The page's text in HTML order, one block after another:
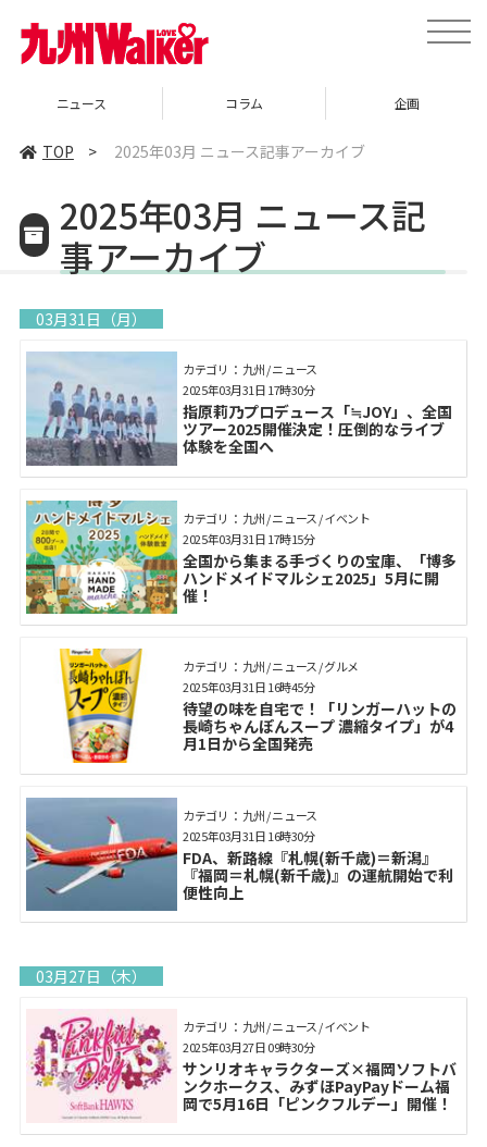
toggle
コラム 企画 イベント
TOP > 2025年03月 ニュース記事アーカイブ
2025年03月 ニュース記
事アーカイブ
03月31日（月）
カテゴリ： 九州 / ニュース
指原莉乃プロデュース「≒JOY」、全国
ツアー2025開催決定！圧倒的なライブ
体験を全国へ
2025年03月31日 17時30分
カテゴリ： 九州 / ニュース / イベント
全国から集まる手づくりの宝庫、「博多
ハンドメイドマルシェ2025」5月に開
催！
2025年03月31日 17時15分
カテゴリ： 九州 / ニュース / グルメ
待望の味を自宅で！「リンガーハットの
長崎ちゃんぽんスープ 濃縮タイプ」が4
月1日から全国発売
2025年03月31日 16時45分
カテゴリ： 九州 / ニュース
FDA、新路線『札幌(新千歳)＝新潟』
『福岡＝札幌(新千歳)』の運航開始で利
便性向上
2025年03月31日 16時30分
03月27日（木）
カテゴリ： 九州 / ニュース / イベント
サンリオキャラクターズ×福岡ソフトバ
ンクホークス、みずほPayPayドーム福
岡で5月16日「ピンクフルデー」開催！
2025年03月27日 09時30分